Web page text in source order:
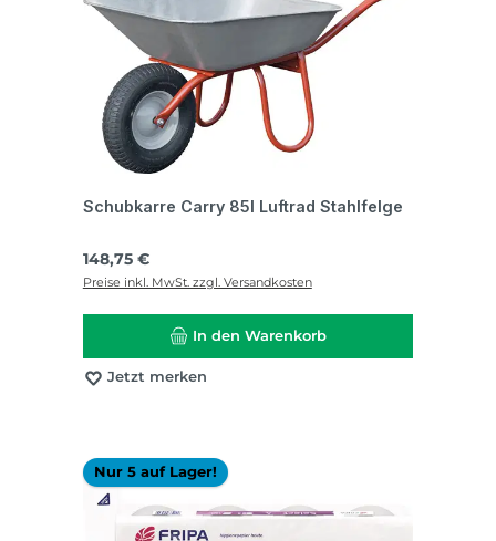
Schubkarre Carry 85l Luftrad Stahlfelge
Regulärer Preis:
148,75 €
Preise inkl. MwSt. zzgl. Versandkosten
In den Warenkorb
Jetzt merken
Nur 5 auf Lager!